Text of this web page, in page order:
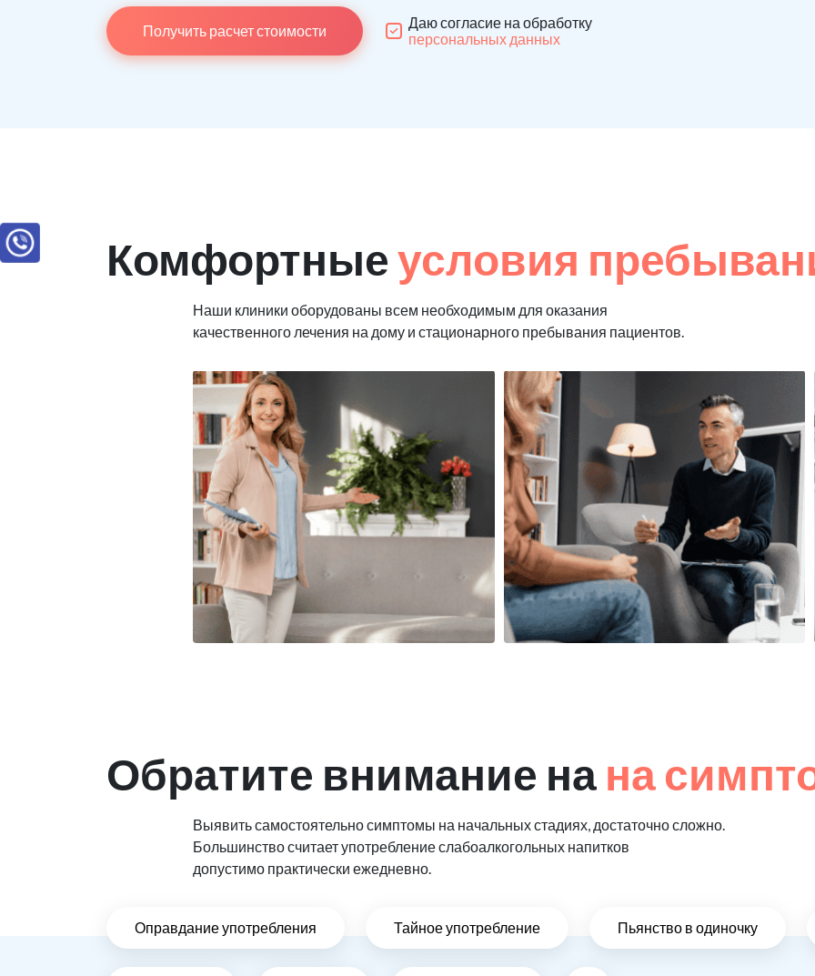
Получить расчет стоимости
Даю согласие на обработку
персональных данных
Комфортныеусловия
Наши клиники оборудованы всем необходимым для оказания
качественного лечения на дому и стационарного пребывания пациентов.
Обратите внимание на на
Выявить самостоятельно симптомы на начальных стадиях, достаточно сложно.
Большинство считает употребление слабоалкогольных напитков
допустимо практически ежедневно.
Оправдание употребления Тайное употребление Пьянство в одиночку